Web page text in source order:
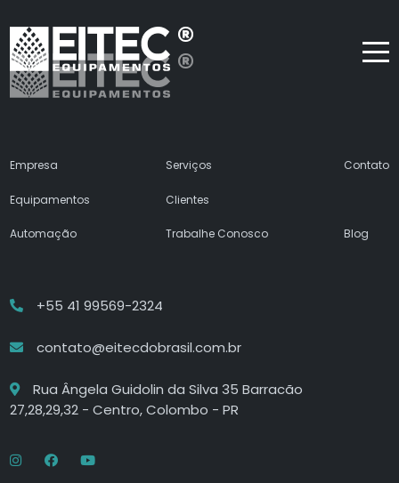
Empresa
Equipamentos
Automação
Serviços
Clientes
Trabalhe Conosco
Contato
Blog
+55 41 99569-2324
contato@eitecdobrasil.com.br
Rua Ângela Guidolin da Silva 35 Barracão
27,28,29,32 - Centro, Colombo - PR